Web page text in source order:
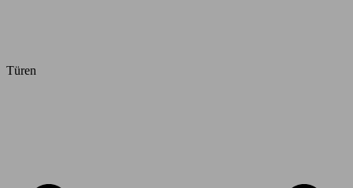
Türen